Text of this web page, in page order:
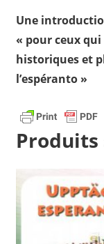
Une
« pour ceux qui
historiques et
l’espéranto »